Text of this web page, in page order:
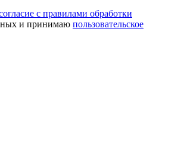
с правилами обработки
и принимаю пользовательское